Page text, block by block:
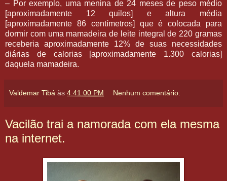
– Por exemplo, uma menina de 24 meses de peso médio
[aproximadamente 12 quilos] e altura média
[aproximadamente 86 centímetros] que é colocada para
dormir com uma mamadeira de leite integral de 220 gramas
receberia aproximadamente 12% de suas necessidades
diárias de calorias [aproximadamente 1.300 calorias]
daquela mamadeira.
Valdemar Tibá às 4:41:00 PM Nenhum comentário:
Vacilão trai a namorada com ela mesma
na internet.